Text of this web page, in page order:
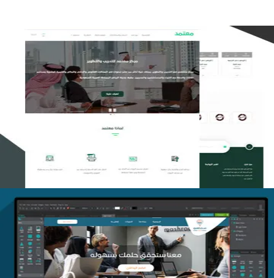
تصميم منصة معتمد للتدريب
التفاصيل
منصة أفق للتدريب